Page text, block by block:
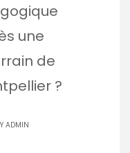
une
de
?
ADMIN